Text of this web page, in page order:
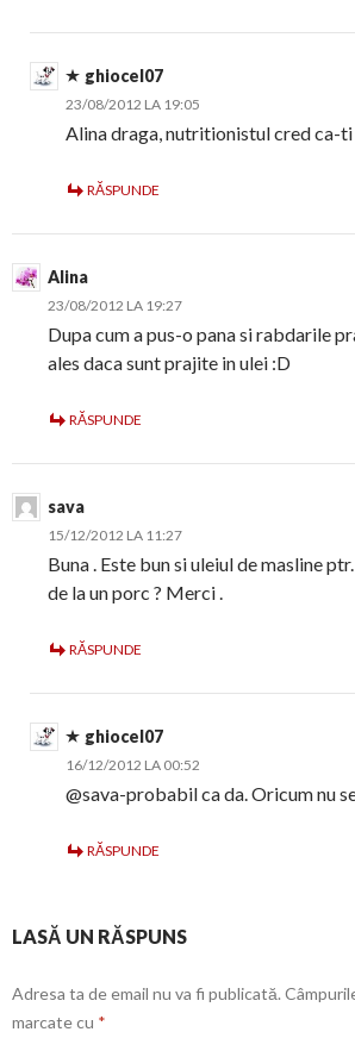
ghiocel07
23/08/2012 LA 19:05
Alina draga, nutritionistul cred ca-ti
RĂSPUNDE
Alina
23/08/2012 LA 19:27
Dupa cum a pus-o pana si rabdarile
ales daca sunt prajite in ulei :D
RĂSPUNDE
sava
15/12/2012 LA 11:27
Buna . Este bun si uleiul de masline
de la un porc ? Merci .
RĂSPUNDE
ghiocel07
16/12/2012 LA 00:52
@sava-probabil ca da. Oricum nu
RĂSPUNDE
LASĂ UN RĂSPUNS
Adresa ta de email nu va fi publicată.
marcate cu *